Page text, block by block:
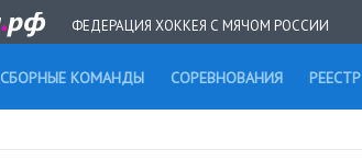
ФЕДЕРАЦИЯ ХОККЕЯ С МЯЧОМ РОССИИ
СБОРНЫЕ КОМАНДЫ СОРЕВНОВАНИЯ РЕЕСТР